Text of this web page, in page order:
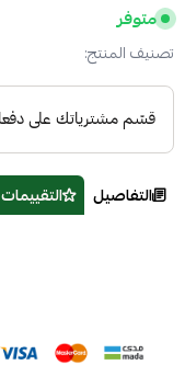
متوفر
تصنيف المنتج:
التفاصيل التقييمات